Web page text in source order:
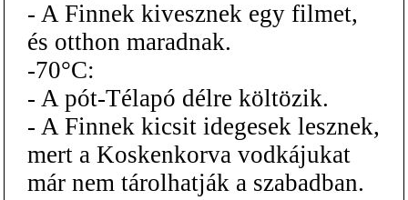
- A Finnek kivesznek egy filmet,
és otthon maradnak.
-70°C:
- A pót-Télapó délre költözik.
- A Finnek kicsit idegesek lesznek,
mert a Koskenkorva vodkájukat
már nem tárolhatják a szabadban.